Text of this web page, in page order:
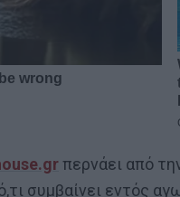
περνάει από
συμβαίνει εντός